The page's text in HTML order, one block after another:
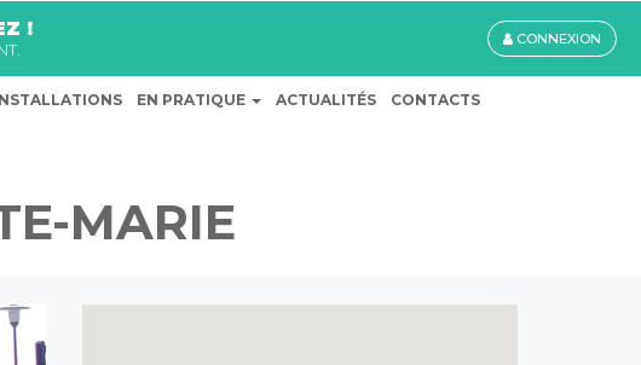
!
EN PRATIQUE ACTUALITÉS CONTACTS
CONNEXION
MARIE